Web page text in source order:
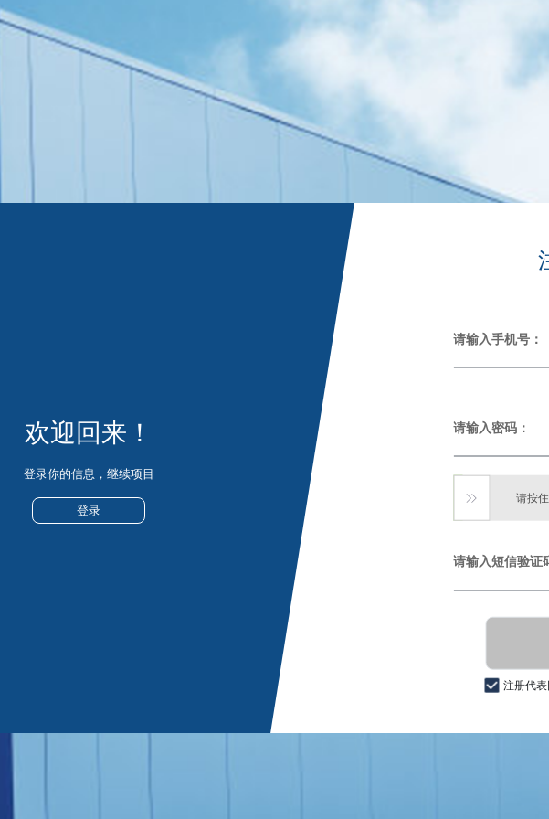
欢迎回来！
登录你的信息，继续项目
登录
请输入手机号：
请输入密码：
 请按
请输入短信验证
注册代